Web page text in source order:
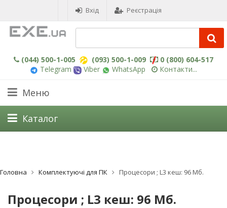
Вхід Реєстрація
(044) 500-1-005 (093) 500-1-009
0 (800) 604-517
Telegram
Viber WhatsApp Контакти...
Меню
Каталог
Головна Комплектуючі для ПК Процесори ; L3 кеш: 96 Мб.
Процесори ; L3 кеш: 96 Мб.